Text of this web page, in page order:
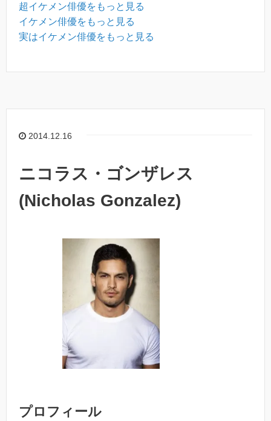
超イケメン俳優をもっと見る
イケメン俳優をもっと見る
実はイケメン俳優をもっと見る
2014.12.16
ニコラス・ゴンザレス
(Nicholas Gonzalez)
プロフィール